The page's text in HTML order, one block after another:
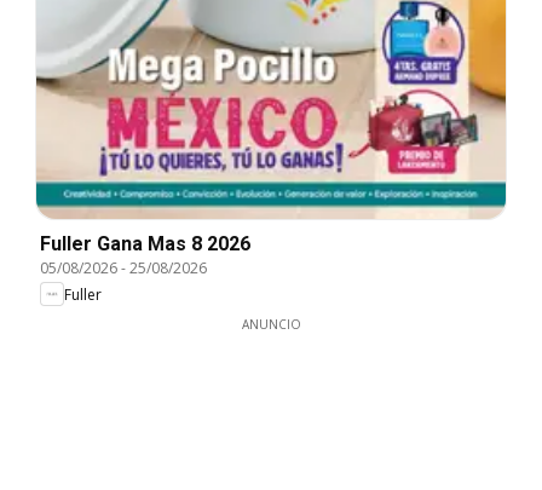
Fuller Gana Mas 8 2026
05/08/2026-25/08/2026
Fuller
ANUNCIO